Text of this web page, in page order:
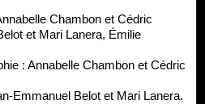
Chambon et Cédric
et Mari Lanera, Émilie
: Annabelle Chambon et Cédric
Emmanuel Belot et Mari Lanera.